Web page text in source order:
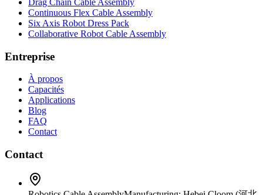
Drag Chain Cable Assembly
Continuous Flex Cable Assembly
Six Axis Robot Dress Pack
Collaborative Robot Cable Assembly
Entreprise
À propos
Capacités
Applications
Blog
FAQ
Contact
Contact